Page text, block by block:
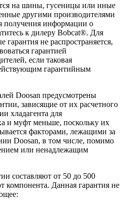
на шины, гусеницы или иные
другими производителями
получения информации о
к дилеру Bobcat®. Для
не распространяется,
гарантией
если таковая
гарантийным
Doosan предусмотрены
зависящие от их расчетного
хладагента для
и муфт меньше, поскольку их
факторами, лежащими за
Doosan, в том числе, помимо
или ненадлежащим
составляют от 50 до 500
компонента. Данная гарантия не